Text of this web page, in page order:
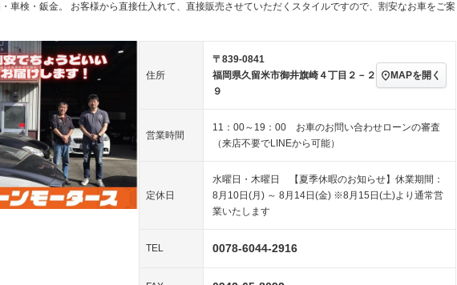
装備略号／用語解説
プ － HID(キセノンライト) － ポータブルナビ バックカメラ
エアロ
イヤ パワーシート 3列シート － ベンチシート
ート チップアップシート オットマン
－ ウォークスルー 後席モニター － 電動リアゲート
－ シートエアコン
－ エアサスペンション
車検・鈑金。 お客様から直接仕入れて、直接販売させていただくスタイルですので、割安なお車をご案
住所
〒839-0841
福岡県久留米市御井旗崎４丁目２－２
９
MAPを開く
営業時間
11：00～19：00 お車のお問い合わせローンの審査
（来店不要でLINEから可能）
定休日
水曜日・木曜日 【夏季休暇のお知らせ】休業期間：
8月10日(月) ～ 8月14日(金) ※8月15日(土)より通常営
業いたします
TEL 0078-6044-2916